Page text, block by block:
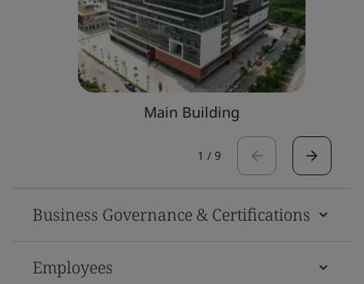
Main Building
1 / 9
Business Governance & Certifications
Employees